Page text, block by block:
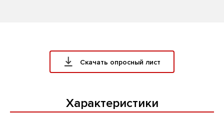
Скачать опросный лист
Характеристики